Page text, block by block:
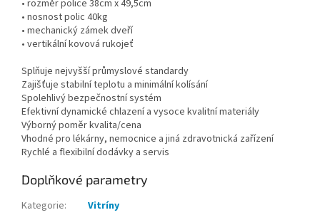
• rozměr police 38cm x 49,5cm
• nosnost polic 40kg
• mechanický zámek dveří
• vertikální kovová rukojeť
Splňuje nejvyšší průmyslové standardy
Zajišťuje stabilní teplotu a minimální kolísání
Spolehlivý bezpečnostní systém
Efektivní dynamické chlazení a vysoce kvalitní materiály
Výborný poměr kvalita/cena
Vhodné pro lékárny, nemocnice a jiná zdravotnická zařízení
Rychlé a flexibilní dodávky a servis
Doplňkové parametry
Kategorie:
Vitríny